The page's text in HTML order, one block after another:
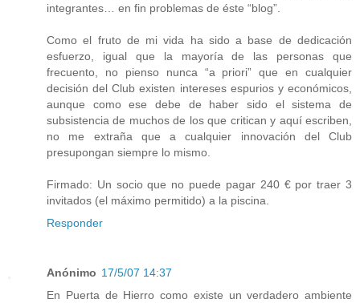
integrantes… en fin problemas de éste “blog”.
Como el fruto de mi vida ha sido a base de dedicación
esfuerzo, igual que la mayoría de las personas que
frecuento, no pienso nunca “a priori” que en cualquier
decisión del Club existen intereses espurios y económicos,
aunque como ese debe de haber sido el sistema de
subsistencia de muchos de los que critican y aquí escriben,
no me extraña que a cualquier innovación del Club
presupongan siempre lo mismo.
Firmado: Un socio que no puede pagar 240 € por traer 3
invitados (el máximo permitido) a la piscina.
Responder
Anónimo 17/5/07 14:37
En Puerta de Hierro como existe un verdadero ambiente